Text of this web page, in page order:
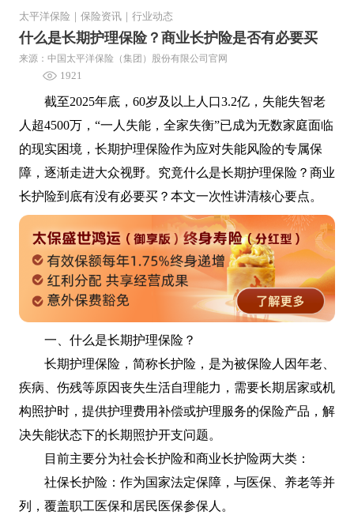
太平洋保险 保险资讯 行业动态
什么是长期护理保险？商业长护险是否有必要买
来源：中国太平洋保险（集团）股份有限公司官网
1921
截至2025年底，60岁及以上人口3.2亿，失能失智老
人超4500万，“一人失能，全家失衡”已成为无数家庭面临
的现实困境，长期护理保险作为应对失能风险的专属保
障，逐渐走进大众视野。究竟什么是长期护理保险？商业
长护险到底有没有必要买？本文一次性讲清核心要点。
一、什么是长期护理保险？
长期护理保险，简称长护险，是为被保险人因年老、
疾病、伤残等原因丧失生活自理能力，需要长期居家或机
构照护时，提供护理费用补偿或护理服务的保险产品，解
决失能状态下的长期照护开支问题。
目前主要分为社会长护险和商业长护险两大类：
社保长护险：作为国家法定保障，与医保、养老等并
列，覆盖职工医保和居民医保参保人。